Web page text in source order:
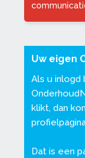
Uw eigen
Als u inlogd
klikt, dan
Dat is een